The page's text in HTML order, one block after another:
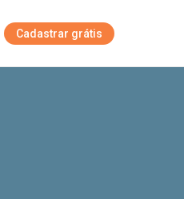
Cadastrar grátis